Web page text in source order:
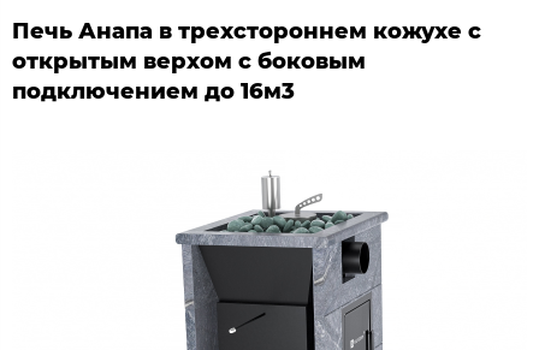
Печь Анапа в трехстороннем кожухе с
открытым верхом с боковым
подключением до 16м3